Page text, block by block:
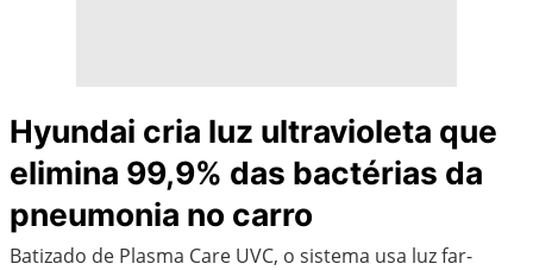
Hyundai cria luz ultravioleta que
elimina 99,9% das bactérias da
pneumonia no carro
Batizado de Plasma Care UVC, o sistema usa luz far-